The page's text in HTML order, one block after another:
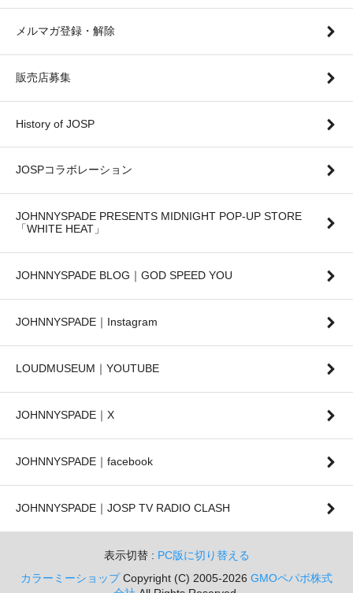
メルマガ登録・解除
販売店募集
History of JOSP
JOSPコラボレーション
JOHNNYSPADE PRESENTS MIDNIGHT POP-UP STORE
「WHITE HEAT」
JOHNNYSPADE BLOG｜GOD SPEED YOU
JOHNNYSPADE｜Instagram
LOUDMUSEUM｜YOUTUBE
JOHNNYSPADE｜X
JOHNNYSPADE｜facebook
JOHNNYSPADE｜JOSP TV RADIO CLASH
表示切替 : PC版に切り替える
カラーミーショップCopyright (C) 2005-2026 GMOペパボ株式